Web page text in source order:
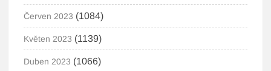
Červen 2023 (1084)
Květen 2023 (1139)
Duben 2023 (1066)